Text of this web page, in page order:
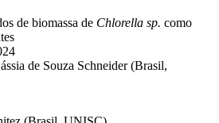
de biomassa de Chlorella sp. como
de Souza Schneider (Brasil,